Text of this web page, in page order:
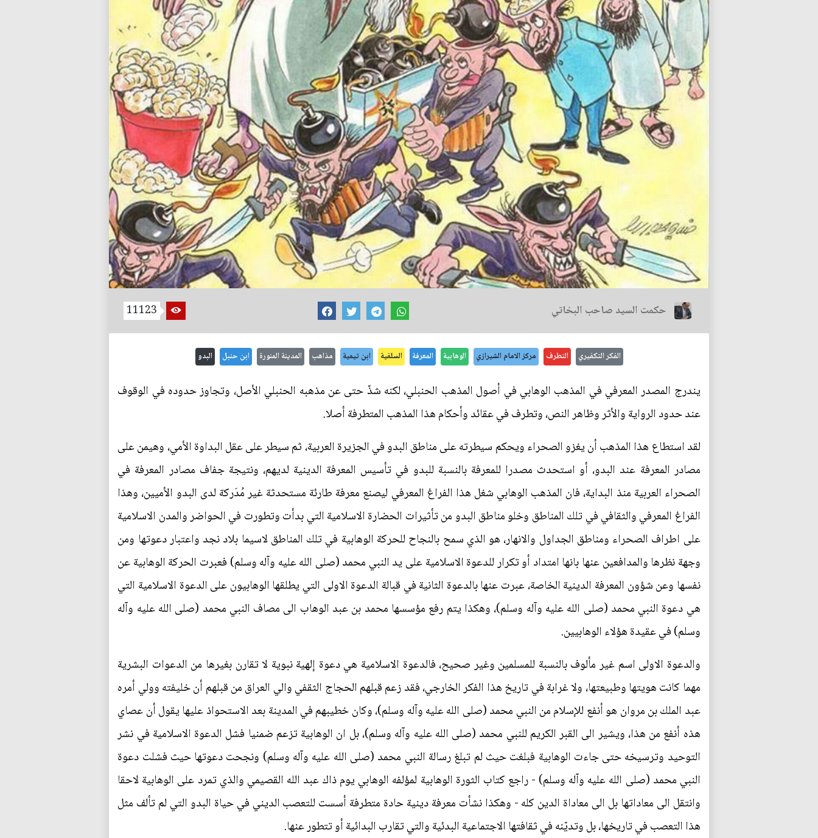
حكمت السيد صاحب البخاتي 11123
الفكر التكفيري التطرف مركز الامام الشيرازي الوهابية المعرفة السلفية ابن تيمية مذاهب المدينة المنورة ابن حنبل البدو
يندرج المصدر المعرفي في المذهب الوهابي في أصول المذهب الحنبلي، لكنه شذّ حتى عن مذهبه الحنبلي الأصل، وتجاوز حدوده في الوقوف
عند حدود الرواية والأثر وظاهر النص، وتطرف في عقائد وأحكام هذا المذهب المتطرفة أصلا.
لقد استطاع هذا المذهب أن يغزو الصحراء ويحكم سيطرته على مناطق البدو في الجزيرة العربية، ثم سيطر على عقل البداوة الأمي، وهيمن على
مصادر المعرفة عند البدو، أو استحدث مصدرا للمعرفة بالنسبة للبدو في تأسيس المعرفة الدينية لديهم، ونتيجة جفاف مصادر المعرفة في
الصحراء العربية منذ البداية، فان المذهب الوهابي شغل هذا الفراغ المعرفي ليصنع معرفة طارئة مستحدثة غير مُدَركة لدى البدو الأميين، وهذا
الفراغ المعرفي والثقافي في تلك المناطق وخلو مناطق البدو من تأثيرات الحضارة الاسلامية التي بدأت وتطورت في الحواضر والمدن الاسلامية
على اطراف الصحراء ومناطق الجداول والانهار، هو الذي سمح بالنجاح للحركة الوهابية في تلك المناطق لاسيما بلاد نجد واعتبار دعوتها ومن
وجهة نظرها والمدافعين عنها بانها امتداد أو تكرار للدعوة الاسلامية على يد النبي محمد (صلى الله عليه وآله وسلم) فعبرت الحركة الوهابية عن
نفسها وعن شؤون المعرفة الدينية الخاصة، عبرت عنها بالدعوة الثانية في قبالة الدعوة الاولى التي يطلقها الوهابيون على الدعوة الاسلامية التي
هي دعوة النبي محمد (صلى الله عليه وآله وسلم)، وهكذا يتم رفع مؤسسها محمد بن عبد الوهاب الى مصاف النبي محمد (صلى الله عليه وآله
وسلم) في عقيدة هؤلاء الوهابيين.
والدعوة الاولى اسم غير مألوف بالنسبة للمسلمين وغير صحيح، فالدعوة الاسلامية هي دعوة إلهية نبوية لا تقارن بغيرها من الدعوات البشرية
مهما كانت هويتها وطبيعتها، ولا غرابة في تاريخ هذا الفكر الخارجي، فقد زعم قبلهم الحجاج الثقفي والي العراق من قبلهم أن خليفته وولي أمره
عبد الملك بن مروان هو أنفع للإسلام من النبي محمد (صلى الله عليه وآله وسلم)، وكان خطيبهم في المدينة بعد الاستحواذ عليها يقول أن عصاي
هذه أنفع من هذا، ويشير الى القبر الكريم للنبي محمد (صلى الله عليه وآله وسلم)، بل ان الوهابية تزعم ضمنيا فشل الدعوة الاسلامية في نشر
التوحيد وترسيخه حتى جاءت الوهابية فبلغت حيث لم تبلغ رسالة النبي محمد (صلى الله عليه وآله وسلم) ونجحت دعوتها حيث فشلت دعوة
النبي محمد (صلى الله عليه وآله وسلم) - راجع كتاب الثورة الوهابية لمؤلفه الوهابي يوم ذاك عبد الله القصيمي والذي تمرد على الوهابية لاحقا
وانتقل الى معاداتها بل الى معاداة الدين كله - وهكذا نشأت معرفة دينية حادة متطرفة أسست للتعصب الديني في حياة البدو التي لم تألف مثل
هذا التعصب في تاريخها، بل وتديّنه في ثقافتها الاجتماعية البدئية والتي تقارب البدائية أو تتطور عنها.